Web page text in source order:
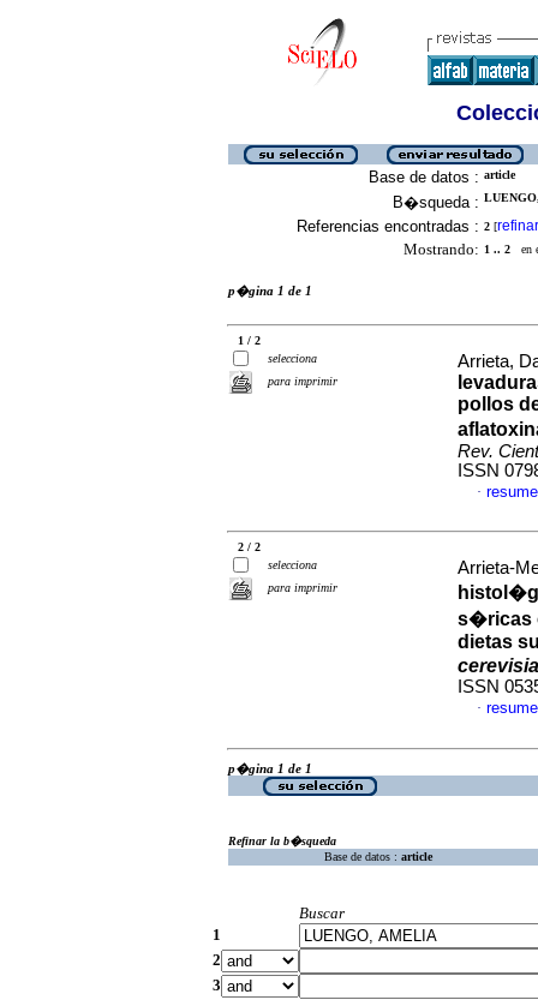
Base de datos : article
B�squeda :
Referencias encontradas : 2 [refinar
Mostrando: 1 .. 2 en
p�gina 1 de 1
1 / 2
selecciona
para imprimir
Arrieta,
pollos
Rev.
ISSN
·
2 / 2
selecciona
para imprimir
Arrieta-
s�ricas
dietas
ISSN
·
p�gina 1 de 1
Refinar la b�squeda
Base de datos : article
Buscar
1
2
3